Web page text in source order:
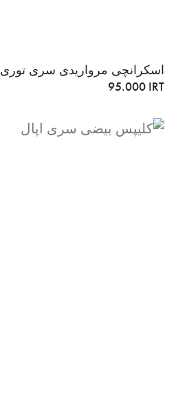
اسکرانچی مرواریدی سری توری
95.000 IRT